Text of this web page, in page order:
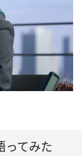
ってみた